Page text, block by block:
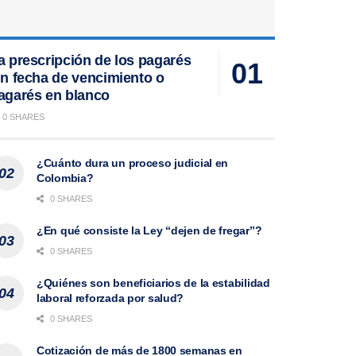
prescripción de los pagarés
fecha de vencimiento o
en blanco
0 SHARES
¿Cuánto dura un proceso judicial en
Colombia?
0 SHARES
¿En qué consiste la Ley “dejen de fregar”?
0 SHARES
¿Quiénes son beneficiarios de la estabilidad
laboral reforzada por salud?
0 SHARES
Cotización de más de 1800 semanas en